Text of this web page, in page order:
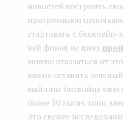
новостей построить
прозрачными
стартовать с
чей финал на днях
можно отказаться от
важно оставить
майнинг биткойна
более 30 тысяч тонн
Это свежее